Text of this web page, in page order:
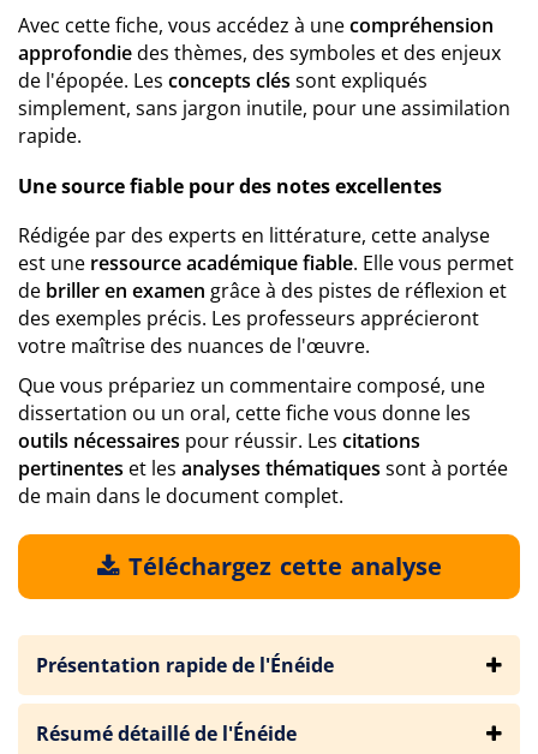
Avec cette fiche, vous accédez à unecompréhension
approfondiedes thèmes, des symboles et des enjeux
de l'épopée. Les concepts clés sont expliqués
simplement, sans jargon inutile, pour une assimilation
rapide.
Une source fiable pour des notes excellentes
Rédigée par des experts en littérature, cette analyse
est une ressource académique fiable. Elle vous permet
de briller en examen grâce à des pistes de réflexion et
des exemples précis. Les professeurs apprécieront
votre maîtrise des nuances de l'œuvre.
Que vous prépariez un commentaire composé, une
dissertation ou un oral, cette fiche vous donne les
outils nécessaires pour réussir. Les citations
pertinentes et les analyses thématiques sont à portée
de main dans le document complet.
Téléchargez cette analyse
Présentation rapide de l'Énéide
Résumé détaillé de l'Énéide